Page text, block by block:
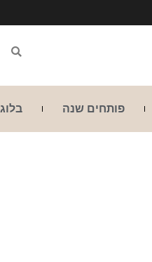
פותחים שנה בלוג